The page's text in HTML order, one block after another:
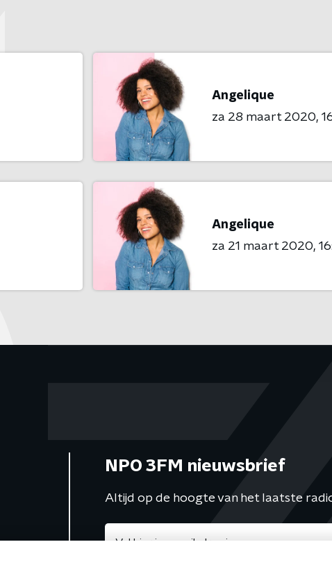
Angelique
za 28 maart 2020
Angelique
za 21 maart 2020
NPO 3FM nieuwsbrief
Altijd op de hoogte van het laatste